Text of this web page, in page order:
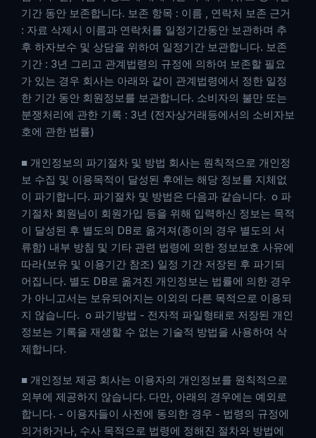
기간 동안 보존합니다. 보존 항목 : 이름 , 연락처 보존 근거
: 자료 삭제시 이름과 연락처를 일정기간동안 보관하며 추
후 하자보수 및 상담을 위하여 일정기간 보관합니다. 보존
기간 : 3년 그리고 관계법령의 규정에 의하여 보존할 필요
가 있는 경우 회사는 아래와 같이 관계법령에서 정한 일정
한 기간 동안 회원정보를 보관합니다. 소비자의 불만 또는
분쟁처리에 관한 기록 : 3년 (전자상거래등에서의 소비자보
호에 관한 법률)
■ 개인정보의 파기절차 및 방법 회사는 원칙적으로 개인정
보 수집 및 이용목적이 달성된 후에는 해당 정보를 지체없
이 파기합니다. 파기절차 및 방법은 다음과 같습니다.  ο 파
기절차 회원님이 회원가입 등을 위해 입력하신 정보는 목적
이 달성된 후 별도의 DB로 옮겨져(종이의 경우 별도의 서
류함) 내부 방침 및 기타 관련 법령에 의한 정보보호 사유에
따라(보유 및 이용기간 참조) 일정 기간 저장된 후 파기되
어집니다. 별도 DB로 옮겨진 개인정보는 법률에 의한 경우
가 아니고서는 보유되어지는 이외의 다른 목적으로 이용되
지 않습니다.  ο 파기방법 - 전자적 파일형태로 저장된 개인
정보는 기록을 재생할 수 없는 기술적 방법을 사용하여 삭
제합니다.
■ 개인정보 제공 회사는 이용자의 개인정보를 원칙적으로
외부에 제공하지 않습니다. 다만, 아래의 경우에는 예외로
합니다. - 이용자들이 사전에 동의한 경우 - 법령의 규정에
의거하거나, 수사 목적으로 법령에 정해진 절차와 방법에